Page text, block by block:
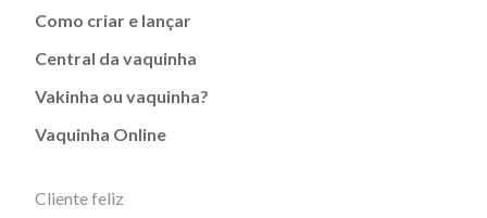
Como criar e lançar
Central da vaquinha
Vakinha ou vaquinha?
Vaquinha Online
Cliente feliz